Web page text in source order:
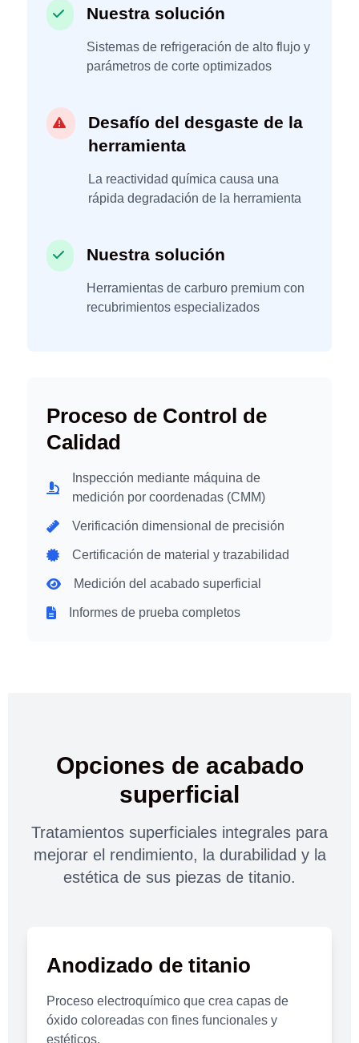
Nuestra solución
Sistemas de refrigeración de alto flujo y
parámetros de corte optimizados
Desafío del desgaste de la
herramienta
La reactividad química causa una
rápida degradación de la herramienta
Nuestra solución
Herramientas de carburo premium con
recubrimientos especializados
Proceso de Control de
Calidad
Inspección mediante máquina de
medición por coordenadas (CMM)
Verificación dimensional de precisión
Certificación de material y trazabilidad
Medición del acabado superficial
Informes de prueba completos
Opciones de acabado
superficial
Tratamientos superficiales integrales para
mejorar el rendimiento, la durabilidad y la
estética de sus piezas de titanio.
Anodizado de titanio
Proceso electroquímico que crea capas de
óxido coloreadas con fines funcionales y
estéticos.